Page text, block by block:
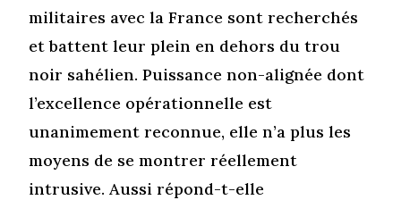
militaires avec la France sont recherchés
et battent leur plein en dehors du trou
noir sahélien. Puissance non-alignée dont
l’excellence opérationnelle est
unanimement reconnue, elle n’a plus les
moyens de se montrer réellement
intrusive. Aussi répond-t-elle